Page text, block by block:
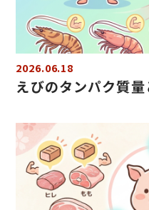
2026.06.18
えびのタンパク質